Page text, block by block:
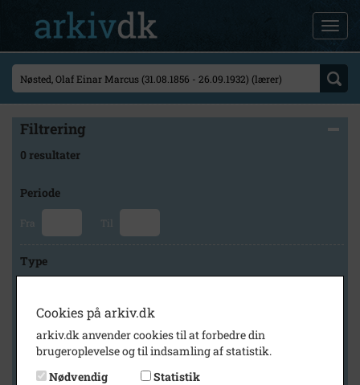
Filtrering
0 resultater
Periode
Fra Til
Type
Arkiv
Historisk Arkiv Dragør
Cookies på arkiv.dk
arkiv.dk anvender cookies til at forbedre din
brugeroplevelse og til indsamling af statistik.
Nødvendig
Statistik